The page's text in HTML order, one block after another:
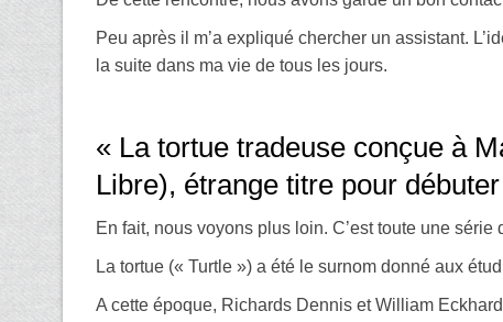
Peu après il m’a expliqué chercher un assistant.
la suite dans ma vie de tous les jours.
« La tortue tradeuse conçue à
Libre), étrange titre pour
En fait, nous voyons plus loin. C’est toute une série
La tortue (« Turtle ») a été le surnom donné aux
A cette époque, Richards Dennis et William